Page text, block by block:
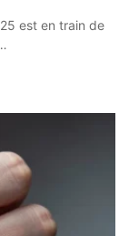
est en train de